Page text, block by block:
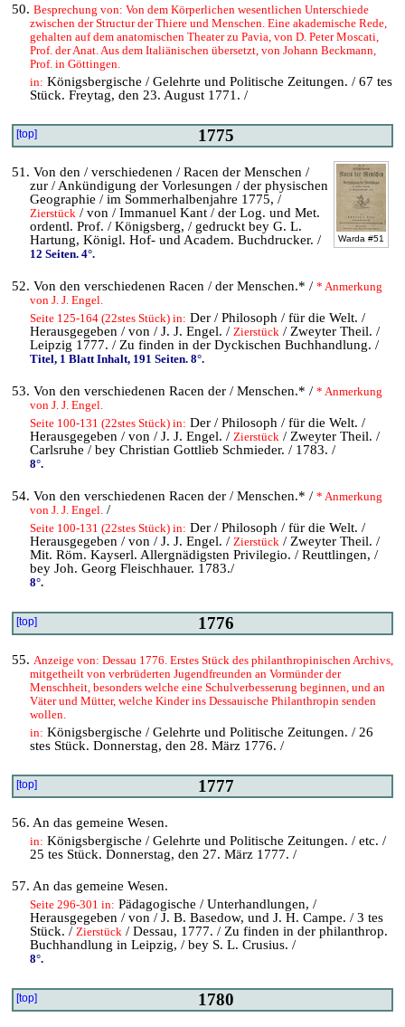
50. Besprechung von: Von dem Körperlichen wesentlichen Unterschiede
zwischen der Structur der Thiere und Menschen. Eine akademische Rede,
gehalten auf dem anatomischen Theater zu Pavia, von D. Peter Moscati,
Prof. der Anat. Aus dem Italiänischen übersetzt, von Johann Beckmann,
Prof. in Göttingen.
in: Königsbergische / Gelehrte und Politische Zeitungen. / 67 tes
Stück. Freytag, den 23. August 1771. /
[top] 1775
Warda #51
51. Von den / verschiedenen / Racen der Menschen /
zur / Ankündigung der Vorlesungen / der physischen
Geographie / im Sommerhalbenjahre 1775, /
Zierstück / von / Immanuel Kant / der Log. und Met.
ordentl. Prof. / Königsberg, / gedruckt bey G. L.
Hartung, Königl. Hof- und Academ. Buchdrucker. /
12 Seiten. 4°.
52. Von den verschiedenen Racen / der Menschen.* / * Anmerkung
von J. J. Engel.
Seite 125-164 (22stes Stück) in: Der / Philosoph / für die Welt. /
Herausgegeben / von / J. J. Engel. / Zierstück / Zweyter Theil. /
Leipzig 1777. / Zu finden in der Dyckischen Buchhandlung. /
Titel, 1 Blatt Inhalt, 191 Seiten. 8°.
53. Von den verschiedenen Racen der / Menschen.* / * Anmerkung
von J. J. Engel.
Seite 100-131 (22stes Stück) in: Der / Philosoph / für die Welt. /
Herausgegeben / von / J. J. Engel. / Zierstück / Zweyter Theil. /
Carlsruhe / bey Christian Gottlieb Schmieder. / 1783. /
8°.
54. Von den verschiedenen Racen der / Menschen.* / * Anmerkung
von J. J. Engel. /
Seite 100-131 (22stes Stück) in: Der / Philosoph / für die Welt. /
Herausgegeben / von / J. J. Engel. / Zierstück / Zweyter Theil. /
Mit. Röm. Kayserl. Allergnädigsten Privilegio. / Reuttlingen, /
bey Joh. Georg Fleischhauer. 1783./
8°.
[top] 1776
55. Anzeige von: Dessau 1776. Erstes Stück des philanthropinischen Archivs,
mitgetheilt von verbrüderten Jugendfreunden an Vormünder der
Menschheit, besonders welche eine Schulverbesserung beginnen, und an
Väter und Mütter, welche Kinder ins Dessauische Philanthropin senden
wollen.
in: Königsbergische / Gelehrte und Politische Zeitungen. / 26
stes Stück. Donnerstag, den 28. März 1776. /
[top] 1777
56. An das gemeine Wesen.
in: Königsbergische / Gelehrte und Politische Zeitungen. / etc. /
25 tes Stück. Donnerstag, den 27. März 1777. /
57. An das gemeine Wesen.
Seite 296-301 in: Pädagogische / Unterhandlungen, /
Herausgegeben / von / J. B. Basedow, und J. H. Campe. / 3 tes
Stück. / Zierstück / Dessau, 1777. / Zu finden in der philanthrop.
Buchhandlung in Leipzig, / bey S. L. Crusius. /
8°.
[top] 1780